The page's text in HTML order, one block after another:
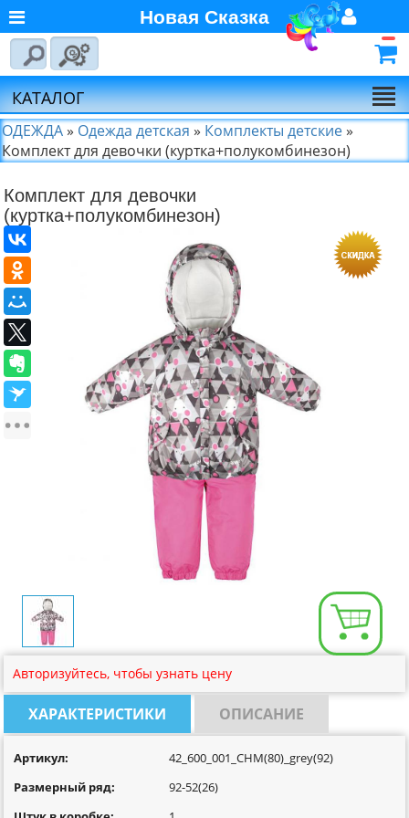
Главная
О компании
Новости
Выбор по брендам
Партнёрам
Калькулятора доставки
Байкал-Сервис
Калькулятора доставки
Первая
Экспедиционная
Компания
Калькулятора доставки
Деловые Линии
Новая Сказка
Регистрация
Авторизуйтесь
КАТАЛОГ
ОДЕЖДА» Одежда детская » Комплекты детские»
Комплект для девочки (куртка+полукомбинезон)
Комплект для девочки
(куртка+полукомбинезон)
Авторизуйтесь, чтобы узнать цену
ХАРАКТЕРИСТИКИ ОПИСАНИЕ
Артикул:
Размерный ряд:
42_600_001_CHM(80)_grey(92)
92-52(26)